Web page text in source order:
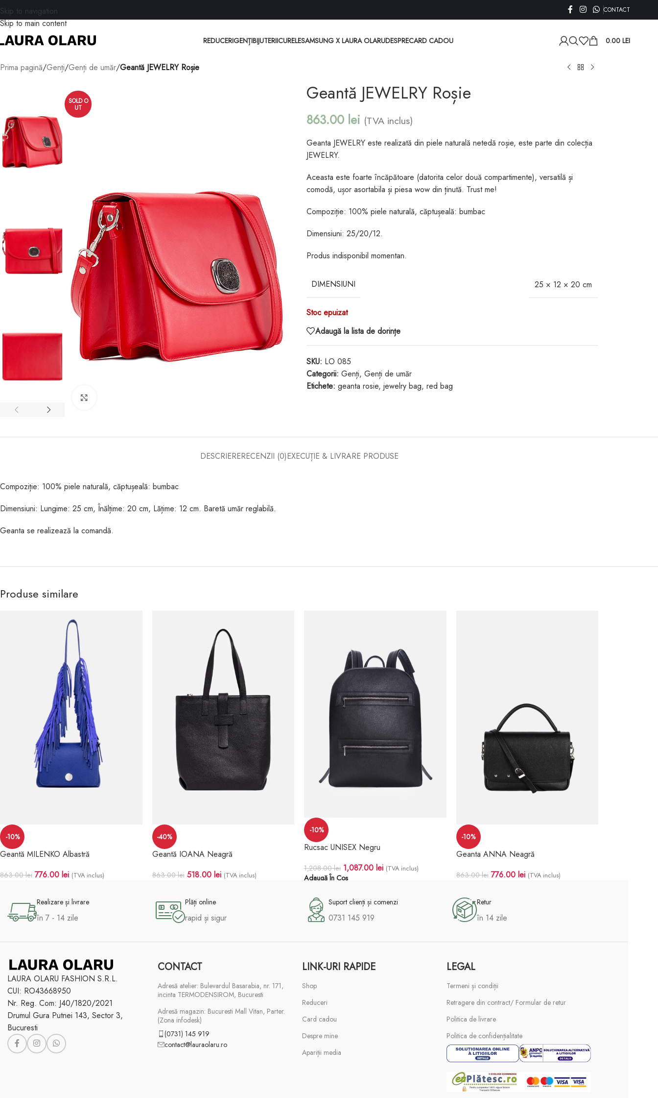
Skip to navigation
Skip to main content
CONTACT
REDUCERIGENȚIBIJUTERIICURELESAMSUNG X LAURA OLARUDESPRECARD CADOU 0.00 LEI
Prima pagină/Genți/Genți de umăr/Geantă JEWELRY Roșie
SOLD O
UT
Geantă JEWELRY Roșie
863.00 lei (TVA inclus)
Geanta JEWELRY este realizată din piele naturală netedă roșie, este parte din colecția
JEWELRY.
Aceasta este foarte încăpătoare (datorita celor două compartimente), versatilă și
comodă, ușor asortabila și piesa wow din ținută. Trust me!
Compoziție: 100% piele naturală, căptușeală: bumbac
Dimensiuni: 25/20/12.
Produs indisponibil momentan.
DIMENSIUNI 25 × 12 × 20 cm
Stoc epuizat
Adaugă la lista de dorințe
SKU: LO 085
Categorii: Genți, Genți de umăr
Etichete: geanta rosie, jewelry bag, red bag
DESCRIERERECENZII (0)EXECUȚIE & LIVRARE PRODUSE
Compoziție: 100% piele naturală, căptușeală: bumbac
Dimensiuni: Lungime: 25 cm, Înălțime: 20 cm, Lățime: 12 cm. Baretă umăr reglabilă.
Geanta se realizează la comandă.
Produse similare
-10%
Geantă MILENKO Albastră
863.00lei 776.00 lei (TVA inclus)
-40%
Geantă IOANA Neagră
863.00lei 518.00 lei (TVA inclus)
-10%
Rucsac UNISEX Negru
1,208.00lei 1,087.00 lei (TVA inclus)
Adaugă În Coș
-10%
Geanta ANNA Neagră
863.00lei 776.00 lei (TVA inclus)
Realizare și livrare
în 7 - 14 zile
Plăți online
rapid și sigur
Suport clienți și comenzi
0731 145 919
Retur
în 14 zile
LAURA OLARU FASHION S.R.L.
CUI: RO43668950
Nr. Reg. Com: J40/1820/2021
Drumul Gura Putnei 143, Sector 3,
Bucuresti
CONTACT
Adresă atelier: Bulevardul Basarabia, nr. 171,
incinta TERMODENSIROM, Bucuresti
Adresă magazin: Bucuresti Mall Vitan, Parter.
(Zona infodesk)
(0731) 145 919
contact@lauraolaru.ro
LINK-URI RAPIDE
Shop
Reduceri
Card cadou
Despre mine
Apariții media
LEGAL
Termeni și condiții
Retragere din contract/ Formular de retur
Politica de livrare
Politica de confidențialitate